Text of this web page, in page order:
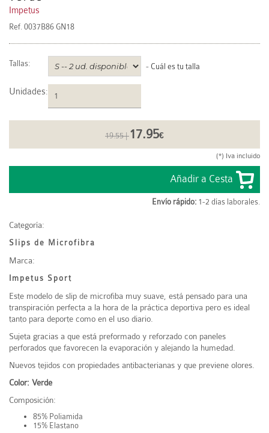
Impetus
Ref. 0037B86 GN18
Tallas: - Cuál es tu talla
Unidades:
19.55 |17.95€
(*) Iva incluido
Envío rápido: 1-2 días laborales.
Categoría:
Slips de Microfibra
Marca:
Impetus Sport
Este modelo de slip de microfiba muy suave, está pensado para una
transpiración perfecta a la hora de la práctica deportiva pero es ideal
tanto para deporte como en el uso diario.
Sujeta gracias a que está preformado y reforzado con paneles
perforados que favorecen la evaporación y alejando la humedad.
Nuevos tejidos con propiedades antibacterianas y que previene olores.
Color: Verde
Composición:
85% Poliamida
15% Elastano